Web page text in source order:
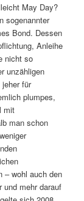
May Day?
sogenannter
Bond. Dessen
Anleihe
nicht so
unzähligen
für
plumpes,
mit
man schon
– wohl auch den
und mehr darauf